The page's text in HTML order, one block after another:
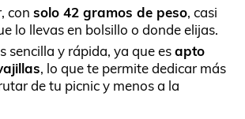
con solo 42 gramos de peso, casi
lo llevas en bolsillo o donde elijas.
sencilla y rápida, ya que esapto
, lo que te permite dedicar más
de tu picnic y menos a la